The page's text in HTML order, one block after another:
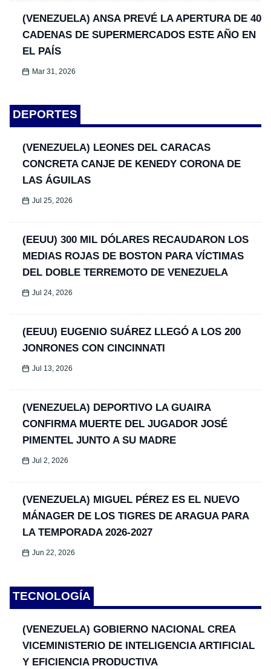
(VENEZUELA) ANSA PREVÉ LA APERTURA DE 40
CADENAS DE SUPERMERCADOS ESTE AÑO EN
EL PAÍS
Mar 31, 2026
DEPORTES
(VENEZUELA) LEONES DEL CARACAS
CONCRETA CANJE DE KENEDY CORONA DE
LAS ÁGUILAS
Jul 25, 2026
(EEUU) 300 MIL DÓLARES RECAUDARON LOS
MEDIAS ROJAS DE BOSTON PARA VÍCTIMAS
DEL DOBLE TERREMOTO DE VENEZUELA
Jul 24, 2026
(EEUU) EUGENIO SUÁREZ LLEGÓ A LOS 200
JONRONES CON CINCINNATI
Jul 13, 2026
(VENEZUELA) DEPORTIVO LA GUAIRA
CONFIRMA MUERTE DEL JUGADOR JOSÉ
PIMENTEL JUNTO A SU MADRE
Jul 2, 2026
(VENEZUELA) MIGUEL PÉREZ ES EL NUEVO
MÁNAGER DE LOS TIGRES DE ARAGUA PARA
LA TEMPORADA 2026-2027
Jun 22, 2026
TECNOLOGÍA
(VENEZUELA) GOBIERNO NACIONAL CREA
VICEMINISTERIO DE INTELIGENCIA ARTIFICIAL
Y EFICIENCIA PRODUCTIVA